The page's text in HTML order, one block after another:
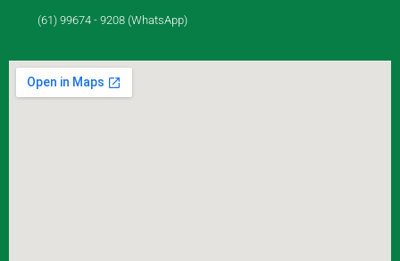
(61) 99674 - 9208 (WhatsApp)